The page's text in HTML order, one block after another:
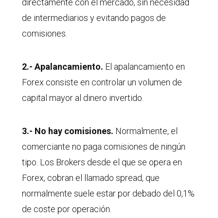
directamente con el mercado, sin necesidad
de intermediarios y evitando pagos de
comisiones.
2.- Apalancamiento. El apalancamiento en
Forex consiste en controlar un volumen de
capital mayor al dinero invertido.
3.- No hay comisiones. Normalmente, el
comerciante no paga comisiones de ningún
tipo. Los Brokers desde el que se opera en
Forex, cobran el llamado spread, que
normalmente suele estar por debado del 0,1%
de coste por operación.